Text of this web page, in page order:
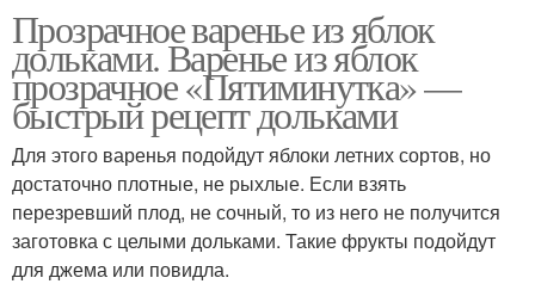
Прозрачное варенье из яблок
дольками. Варенье из яблок
прозрачное «Пятиминутка» —
быстрый рецепт дольками
Для этого варенья подойдут яблоки летних сортов, но
достаточно плотные, не рыхлые. Если взять
перезревший плод, не сочный, то из него не получится
заготовка с целыми дольками. Такие фрукты подойдут
для джема или повидла.